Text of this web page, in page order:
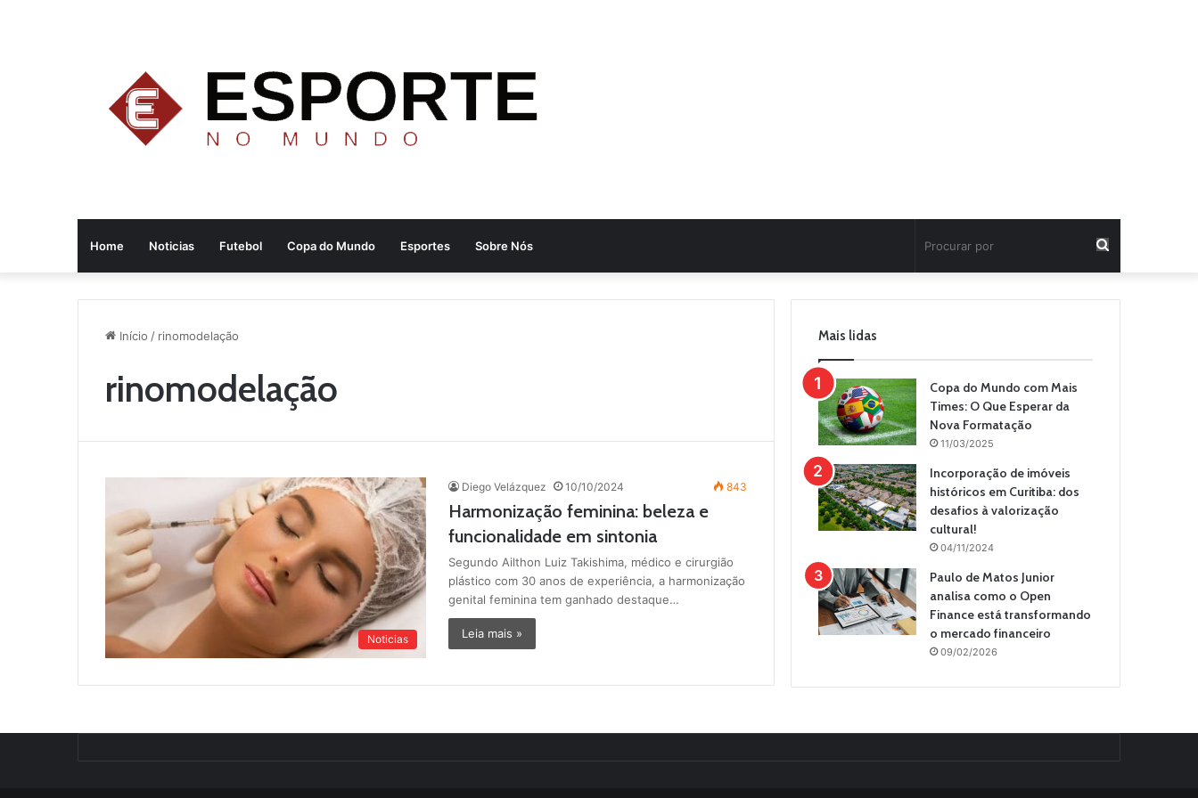
Home Noticias Futebol Copa do Mundo Esportes Sobre Nós
por
Início / rinomodelação
rinomodelação
Noticias
Diego Velázquez 10/10/2024 843
Harmonização feminina: beleza e
funcionalidade em sintonia
Segundo Ailthon Luiz Takishima, médico e cirurgião
plástico com 30 anos de experiência, a harmonização
genital feminina tem ganhado destaque…
Leia mais »
Mais lidas
Copa do Mundo com Mais
Times: O Que Esperar da
Nova Formatação
11/03/2025
Incorporação de imóveis
históricos em Curitiba: dos
desafios à valorização
cultural!
04/11/2024
Paulo de Matos Junior
analisa como o Open
Finance está transformando
o mercado financeiro
09/02/2026